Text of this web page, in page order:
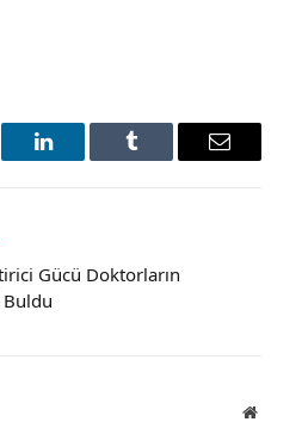
LinkedIn Tumblr Email
Gücü Doktorların
Buldu
Website